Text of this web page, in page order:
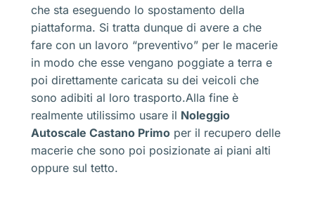
che sta eseguendo lo spostamento della
piattaforma. Si tratta dunque di avere a che
fare con un lavoro “preventivo” per le macerie
in modo che esse vengano poggiate a terra e
poi direttamente caricata su dei veicoli che
sono adibiti al loro trasporto.Alla fine è
realmente utilissimo usare il Noleggio
Autoscale Castano Primo per il recupero delle
macerie che sono poi posizionate ai piani alti
oppure sul tetto.